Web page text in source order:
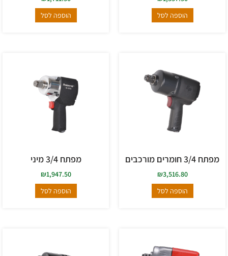
הוספה לסל
הוספה לסל
מפתח 3/4 חומרים מורכבים
₪3,516.80
הוספה לסל
מפתח 3/4 מיני
₪1,947.50
הוספה לסל